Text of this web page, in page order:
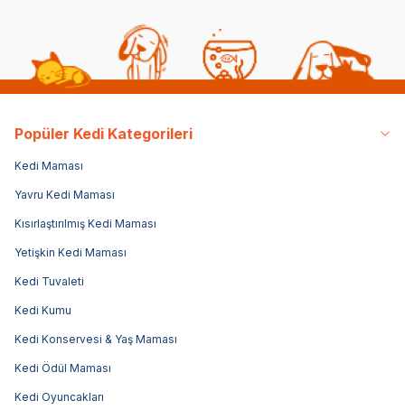
Popüler Kedi Kategorileri
Kedi Maması
Yavru Kedi Maması
Kısırlaştırılmış Kedi Maması
Yetişkin Kedi Maması
Kedi Tuvaleti
Kedi Kumu
Kedi Konservesi & Yaş Maması
Kedi Ödül Maması
Kedi Oyuncakları